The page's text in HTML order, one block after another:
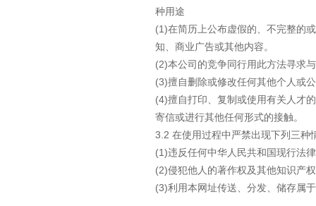
种用途
(1)在简历上公布虚假的、不完整的
知、商业广告或其他内容。
(2)本公司的竞争同行用此方法寻求
(3)擅自删除或修改任何其他个人或
(4)擅自打印、复制或使用有关人才
寄信或进行其他任何形式的接触。
3.2 在使用过程中严禁出现下列三种
(1)违反任何中华人民共和国现行法
(2)侵犯他人的著作权及其他知识产
(3)利用本网址传送、分发、储存属